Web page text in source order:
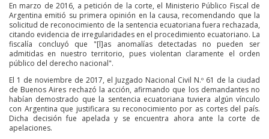
En marzo de 2016, a petición de la corte, el Ministerio Público Fiscal de
Argentina emitió su primera opinión en la causa, recomendando que la
solicitud de reconocimiento de la sentencia ecuatoriana fuera rechazada,
citando evidencia de irregularidades en el procedimiento ecuatoriano. La
fiscalía concluyó que "[l]as anomalías detectadas no pueden ser
admitidas en nuestro territorio, pues violentan claramente el orden
público del derecho nacional".
El 1 de noviembre de 2017, el Juzgado Nacional Civil N.º 61 de la ciudad
de Buenos Aires rechazó la acción, afirmando que los demandantes no
habían demostrado que la sentencia ecuatoriana tuviera algún vínculo
con Argentina que justificara su reconocimiento por as cortes del país.
Dicha decisión fue apelada y se encuentra ahora ante la corte de
apelaciones.